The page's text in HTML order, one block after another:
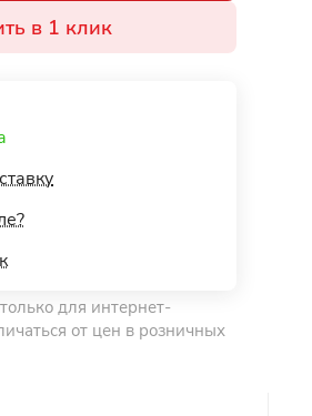
в 1 клик
для интернет-
от цен в розничных